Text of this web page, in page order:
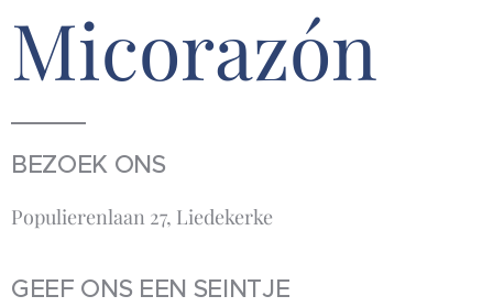
Micorazón
BEZOEK ONS
Populierenlaan 27, Liedekerke
GEEF ONS EEN SEINTJE